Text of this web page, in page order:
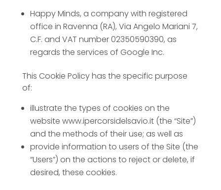
Happy Minds, a company with registered
office in Ravenna (RA), Via Angelo Mariani 7,
C.F. and VAT number 02350590390, as
regards the services of Google Inc.
This Cookie Policy has the specific purpose
of:
illustrate the types of cookies on the
website www.ipercorsidelsavio.it (the “Site”)
and the methods of their use; as well as
provide information to users of the Site (the
“Users”) on the actions to reject or delete, if
desired, these cookies.